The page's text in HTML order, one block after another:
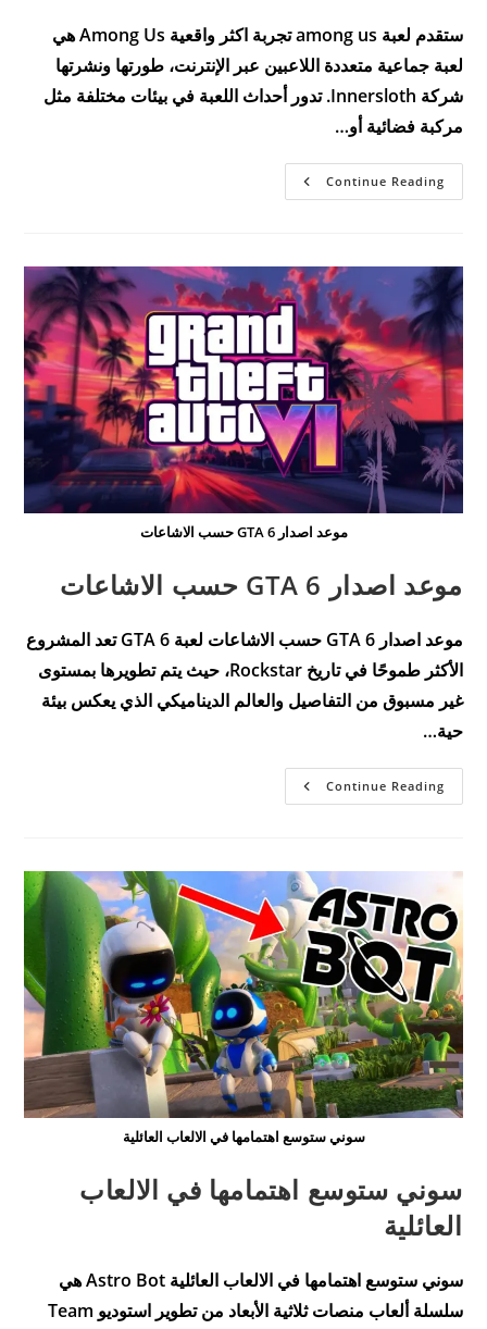
ستقدم لعبة among us تجربة اكثر واقعية Among Us هي
لعبة جماعية متعددة اللاعبين عبر الإنترنت، طورتها ونشرتها
شركة Innersloth. تدور أحداث اللعبة في بيئات مختلفة مثل
مركبة فضائية أو…
Continue Readingستقدم
لعبة
واقعية
موعد اصدار GTA 6 حسب الاشاعات
موعد اصدار GTA 6 حسب الاشاعات
موعد اصدار GTA 6 حسب الاشاعات لعبة GTA 6 تعد المشروع
الأكثر طموحًا في تاريخ Rockstar، حيث يتم تطويرها بمستوى
غير مسبوق من التفاصيل والعالم الديناميكي الذي يعكس بيئة
حية…
Continue Readingموعد
اصدار
سوني ستوسع اهتمامها في الالعاب العائلية
سوني ستوسع اهتمامها في الالعاب
العائلية
سوني ستوسع اهتمامها في الالعاب العائلية Astro Bot هي
سلسلة ألعاب منصات ثلاثية الأبعاد من تطوير استوديو Team